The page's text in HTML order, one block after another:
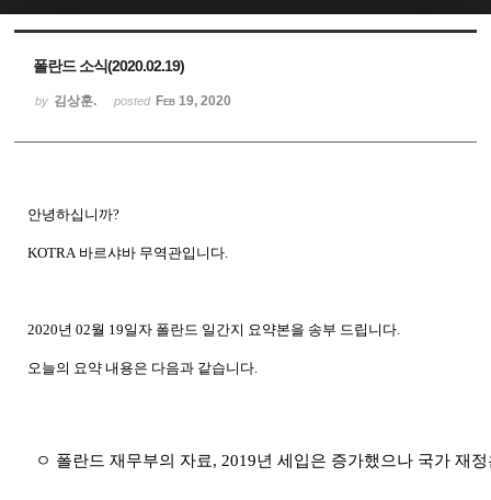
폴란드 소식(2020.02.19)
by 김상훈. posted Feb 19, 2020
안녕하십니까?
KOTRA 바르샤바 무역관입니다.
2020년 02월 19일자 폴란드 일간지 요약본을 송부 드립니다.
오늘의 요약 내용은 다음과 같습니다.
ㅇ 폴란드 재무부의 자료, 2019년 세입은 증가했으나 국가 재
Sketchbook5, 스케치북5